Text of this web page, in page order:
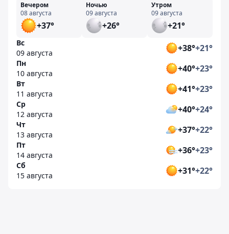
Вечером
08 августа
+37°
Ночью
09 августа
+26°
Утром
09 августа
+21°
Вс
09 августа
+38°+21°
Пн
10 августа
+40°+23°
Вт
11 августа
+41°+23°
Ср
12 августа
+40°+24°
Чт
13 августа
+37°+22°
Пт
14 августа
+36°+23°
Сб
15 августа
+31°+22°